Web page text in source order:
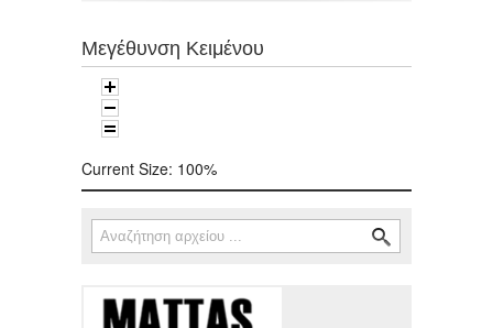
Μεγέθυνση Κειμένου
Current Size: 100%
Φόρμα αναζήτησης
Αναζήτηση